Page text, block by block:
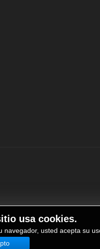
usa cookies.
usted acepta su